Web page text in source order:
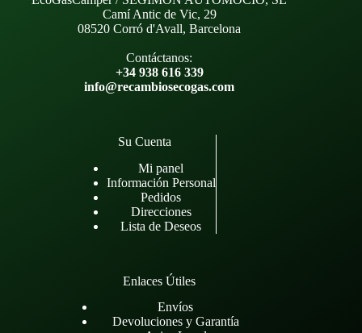
Camí Antic de Vic, 29
08520 Corró d'Avall, Barcelona
Contáctanos:
+34 938 616 339
info@recambiosecogas.com
Su Cuenta
Mi panel
Información Personal
Pedidos
Direcciones
Lista de Deseos
Enlaces Útiles
Envíos
Devoluciones y Garantía